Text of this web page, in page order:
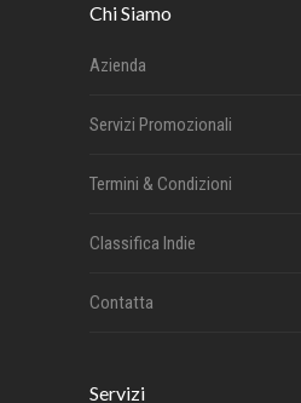
Chi Siamo
Azienda
Servizi Promozionali
Termini & Condizioni
Classifica Indie
Contatta
Servizi